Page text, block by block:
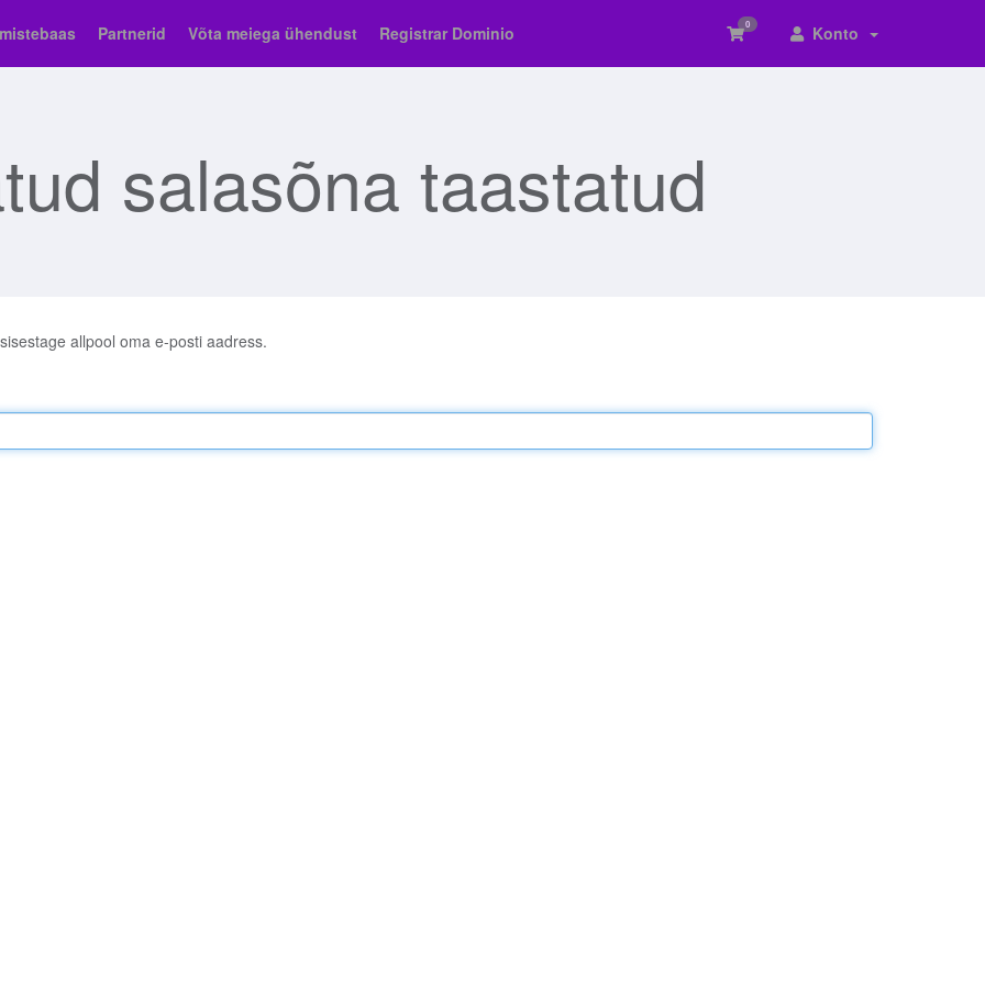
0 Konto
Partnerid Võta meiega ühendust Registrar Dominio
salasõna taastatud
allpool oma e-posti aadress.